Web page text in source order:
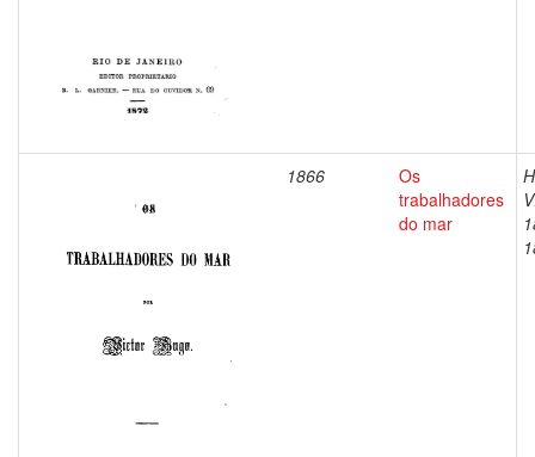
1866
Os
trabalhadores
do mar